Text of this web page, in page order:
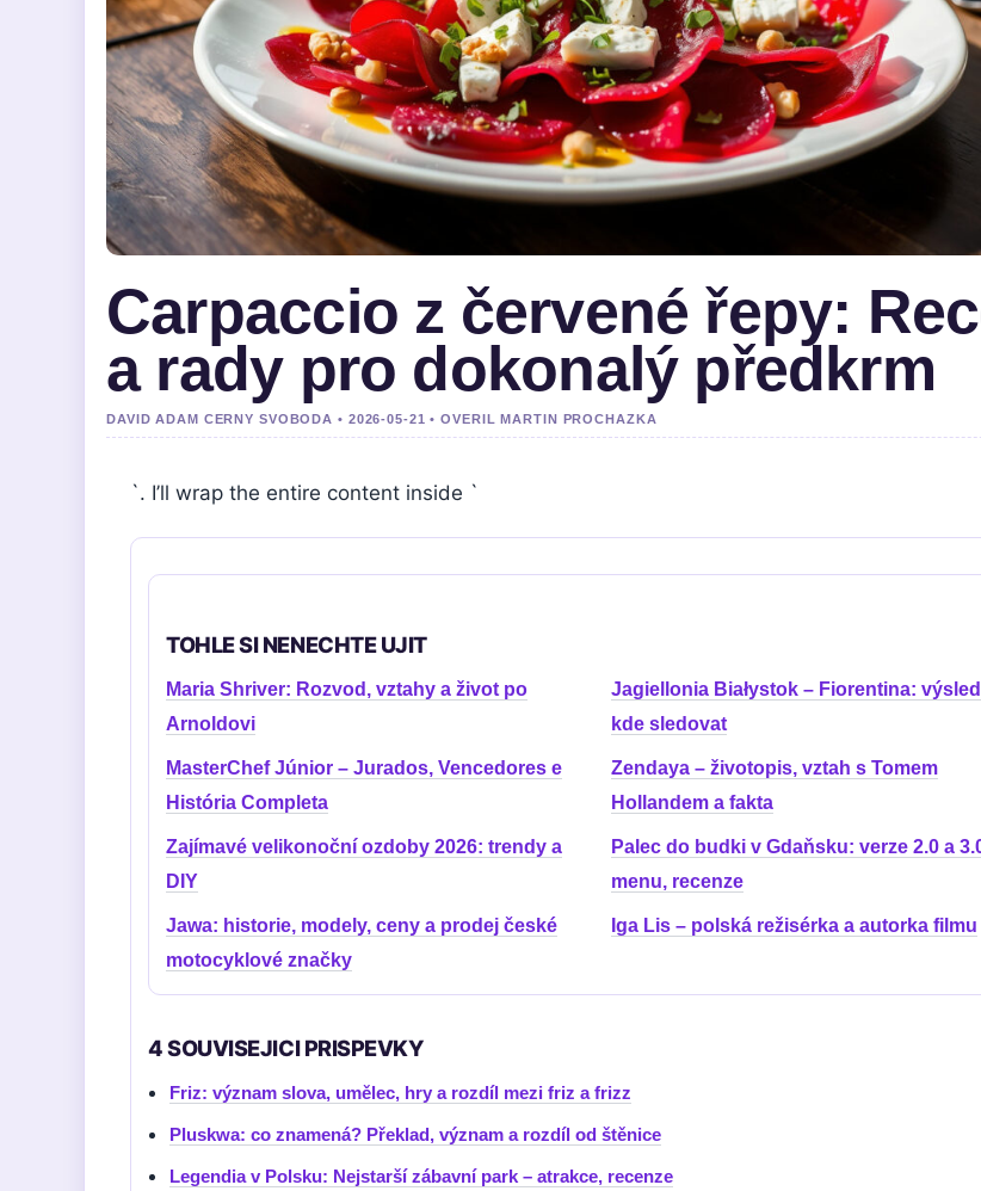
Carpaccio z červené řepy:
a rady pro dokonalý předkrm
DAVID ADAM CERNY SVOBODA • 2026-05-21 • OVERIL MARTIN PROCHAZKA
`. I’ll wrap the entire content inside `
TOHLE SI NENECHTE UJIT
Maria Shriver: Rozvod, vztahy a život po
Arnoldovi
Jagiellonia Białystok – Fiorentina:
kde sledovat
MasterChef Júnior – Jurados, Vencedores e
História Completa
Zendaya – životopis, vztah s Tomem
Hollandem a fakta
Zajímavé velikonoční ozdoby 2026: trendy a
DIY
Palec do budki v Gdaňsku: verze 2.0 a
menu, recenze
Jawa: historie, modely, ceny a prodej české
motocyklové značky
Iga Lis – polská režisérka a autorka filmu
4 SOUVISEJICI PRISPEVKY
Friz: význam slova, umělec, hry a rozdíl mezi friz a frizz
Pluskwa: co znamená? Překlad, význam a rozdíl od štěnice
Legendia v Polsku: Nejstarší zábavní park – atrakce, recenze